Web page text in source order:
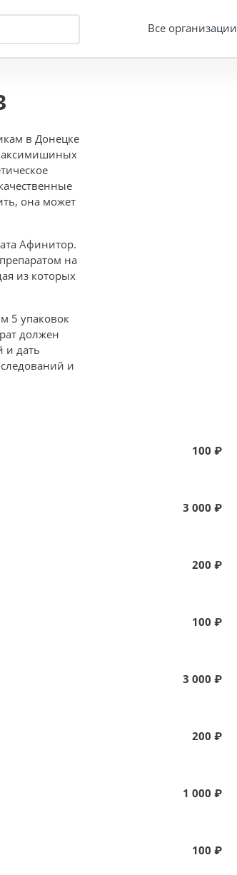
Все организации
в Донецке
она может
Афинитор.
на
из которых
5 упаковок
должен
и дать
и
100 ₽
3 000 ₽
200 ₽
100 ₽
3 000 ₽
200 ₽
1 000 ₽
100 ₽